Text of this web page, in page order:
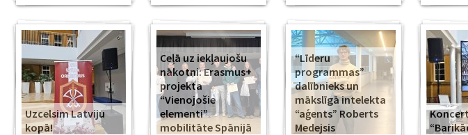
Uzcelsim Latviju
kopā!
Ceļā uz iekļaujošu
nākotni: Erasmus+
projekta
“Vienojošie
elementi”
mobilitāte Spānijā
“Līderu
programmas”
dalībnieks un
mākslīgā intelekta
“aģents” Roberts
Medejsis